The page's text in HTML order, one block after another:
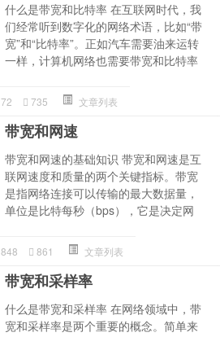
什么是带宽和比特率 在互联网时代，我
们经常听到数字化的网络术语，比如“带
宽”和“比特率”。正如汽车需要油来运转
一样，计算机网络也需要带宽和比特率
72 735 文章列表
带宽和网速
带宽和网速的基础知识 带宽和网速是互
联网速度和质量的两个关键指标。带宽
是指网络连接可以传输的最大数据量，
单位是比特每秒（bps），它是决定网
848 861 文章列表
带宽和采样率
什么是带宽和采样率 在网络领域中，带
宽和采样率是两个重要的概念。简单来